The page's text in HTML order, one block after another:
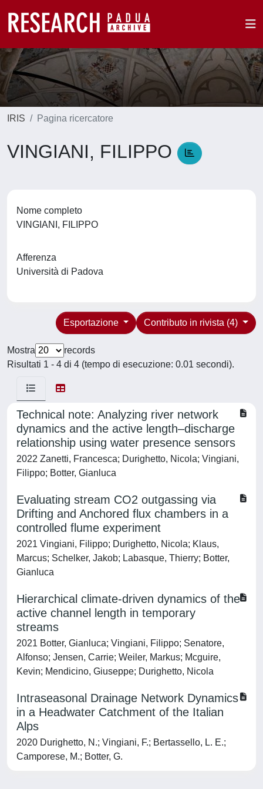
IRIS Pagina ricercatore
VINGIANI, FILIPPO
Nome completo
VINGIANI, FILIPPO
Afferenza
Università di Padova
Contributo in rivista (4)
Esportazione
Mostra
records
Risultati 1 - 4 di 4 (tempo di esecuzione: 0.01 secondi).
Technical note: Analyzing river network
dynamics and the active length–discharge
relationship using water presence sensors
2022 Zanetti, Francesca; Durighetto, Nicola; Vingiani,
Filippo; Botter, Gianluca
Evaluating stream CO2 outgassing via
Drifting and Anchored flux chambers in a
controlled flume experiment
2021 Vingiani, Filippo; Durighetto, Nicola; Klaus,
Marcus; Schelker, Jakob; Labasque, Thierry; Botter,
Gianluca
Hierarchical climate-driven dynamics of the
active channel length in temporary
streams
2021 Botter, Gianluca; Vingiani, Filippo; Senatore,
Alfonso; Jensen, Carrie; Weiler, Markus; Mcguire,
Kevin; Mendicino, Giuseppe; Durighetto, Nicola
Intraseasonal Drainage Network Dynamics
in a Headwater Catchment of the Italian
Alps
2020 Durighetto, N.; Vingiani, F.; Bertassello, L. E.;
Camporese, M.; Botter, G.